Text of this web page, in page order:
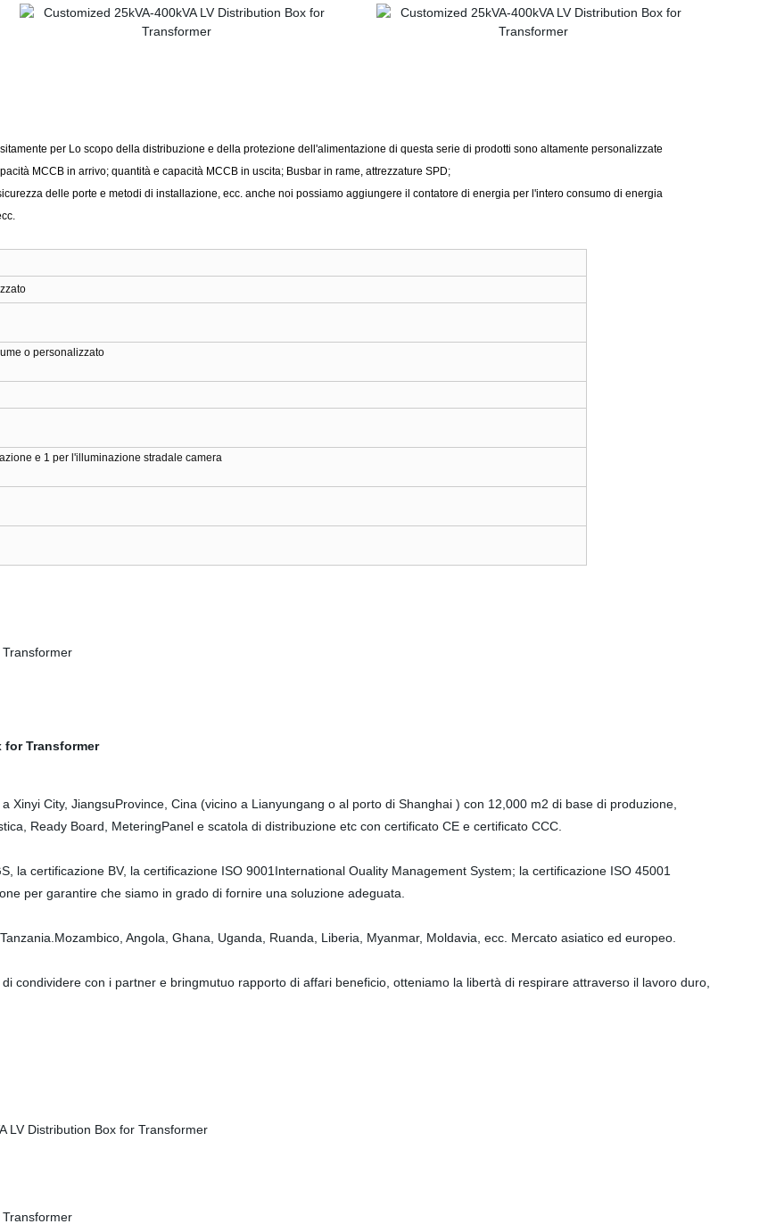
per Lo scopo della distribuzione e della protezione dell'alimentazione di questa serie di prodotti sono altamente personalizzate
MCCB in arrivo; quantità e capacità MCCB in uscita; Busbar in rame, attrezzature SPD;
delle porte e metodi di installazione, ecc. anche noi possiamo aggiungere il contatore di energia per l'intero consumo di energia
o personalizzato
e 1 per l'illuminazione stradale camera
Xinyi City, JiangsuProvince, Cina (vicino a Lianyungang o al porto di Shanghai ) con 12,000 m2 di base di produzione,
Ready Board, MeteringPanel e scatola di distribuzione etc con certificato CE e certificato CCC.
la certificazione BV, la certificazione ISO 9001International Ouality Management System; la certificazione ISO 45001
per garantire che siamo in grado di fornire una soluzione adeguata.
Angola, Ghana, Uganda, Ruanda, Liberia, Myanmar, Moldavia, ecc. Mercato asiatico ed europeo.
condividere con i partner e bringmutuo rapporto di affari beneficio, otteniamo la libertà di respirare attraverso il lavoro duro,